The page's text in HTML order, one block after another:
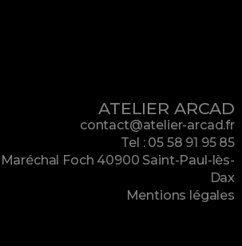
ATELIER ARCAD
contact@atelier-arcad.fr
Tel : 05 58 91 95 85
Foch 40900 Saint-Paul-lès-
Dax
Mentions légales